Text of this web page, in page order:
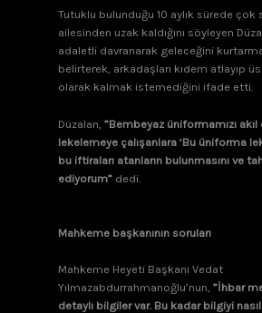
Tutuklu bulunduğu 10 aylık sürede
ailesinden uzak kaldığını söyleyen
adaletli davranarak geleceğini
belirterek, arkadaşları kıdem atlayıp
olarak kalmak istemediğini ifade etti.
Düzalan, ”Bembeyaz üniformamızı akıl
lekelemeye çalışanlara ‘Bu üniforma
bu iftiraları atanların bulunmasını ve
ediyorum” dedi.
Mahkeme başkanının soruları
Mahkeme Heyeti Başkanı Vedat
Yılmazabdurrahmanoğlu’nun, ”İhbar
detaylı bilgiler var. Bu kadar bilgiyi